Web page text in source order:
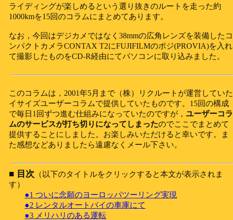
ライディングが楽しめるという選り抜きのルートを走った約
1000kmを15回のコラムにまとめてあります。
なお，今回はデジカメではなく38mmの広角レンズを装備したコ
ンパクトカメラCONTAX T2にFUJIFILMのポジ(PROVIA)を入れ
て撮影したものをCD-R経由にてパソコンに取り込みました。
このコラムは，2001年5月まで（株）リクルートが運営していた
イサイズユーザーコラムで提供していたものです。15回の構成
で毎日1回ずつ進む仕組みになっていたのですが， ユーザーコラ
ムのサービスが打ち切りになってしまったのでここでまとめて
提供することにしました。お楽しみいただけると幸いです。ま
た感想などありましたら遠慮なくメール下さい。
■ 目次 （以下のタイトルをクリックすると本文が表示されま
す）
●1 ついに念願のヨーロッパツーリング実現
●2 レンタルオートバイの車庫にて
●3 メリハリのある運転